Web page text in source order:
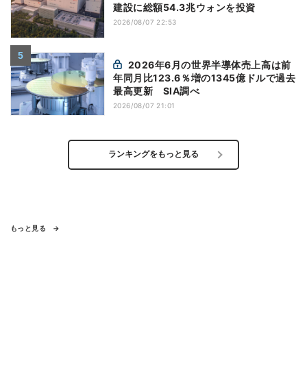
建設に総額54.3兆ウォンを投資
2026/08/07 22:53
年同月比123.6％増の1345億ドルで過去
最高更新 SIA調べ
2026/08/07 21:01
ランキングをもっと見る
もっと見る